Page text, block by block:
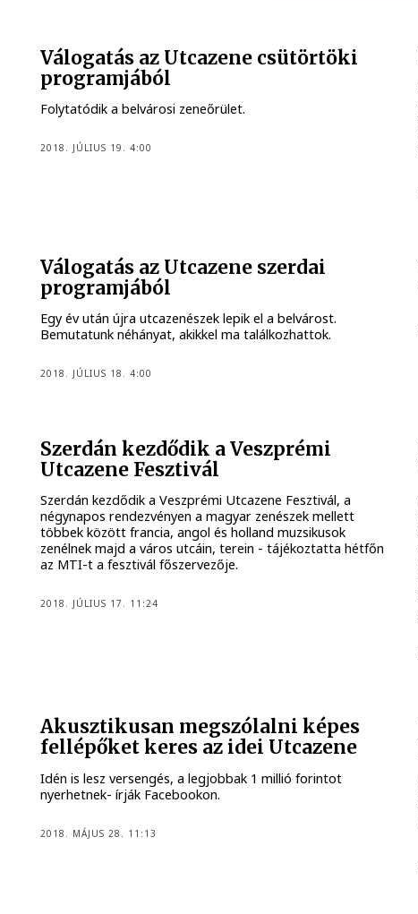
Válogatás az Utcazene csütörtöki
programjából
Folytatódik a belvárosi zeneőrület.
2018. JÚLIUS 19. 4:00
Válogatás az Utcazene szerdai
programjából
Egy év után újra utcazenészek lepik el a belvárost.
Bemutatunk néhányat, akikkel ma találkozhattok.
2018. JÚLIUS 18. 4:00
Szerdán kezdődik a Veszprémi
Utcazene Fesztivál
Szerdán kezdődik a Veszprémi Utcazene Fesztivál, a
négynapos rendezvényen a magyar zenészek mellett
többek között francia, angol és holland muzsikusok
zenélnek majd a város utcáin, terein - tájékoztatta hétfőn
az MTI-t a fesztivál főszervezője.
2018. JÚLIUS 17. 11:24
Akusztikusan megszólalni képes
fellépőket keres az idei Utcazene
Idén is lesz versengés, a legjobbak 1 millió forintot
nyerhetnek- írják Facebookon.
2018. MÁJUS 28. 11:13